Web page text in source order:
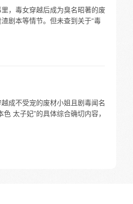
，毒女穿越后成为臭名昭著的废
剧本等情节。但未查到关于“毒
成不受宠的废材小姐且剧毒闻名
太子妃”的具体综合确切内容，